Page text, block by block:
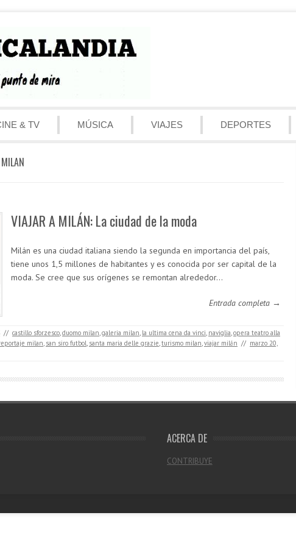
& TV MÚSICA VIAJES DEPORTES
VIAJAR A MILÁN: La ciudad de la moda
Milán es una ciudad italiana siendo la segunda en importancia del país,
tiene unos 1,5 millones de habitantes y es conocida por ser capital de la
moda. Se cree que sus orígenes se remontan alrededor…
Entrada completa →
// castillo sforzesco duomo milan galeria milan la ultima cena da vinci naviglia opera teatro alla
milan san siro futbol santa maria delle grazie turismo milan viajar milán // marzo 20,
ACERCA DE
CONTRIBUYE